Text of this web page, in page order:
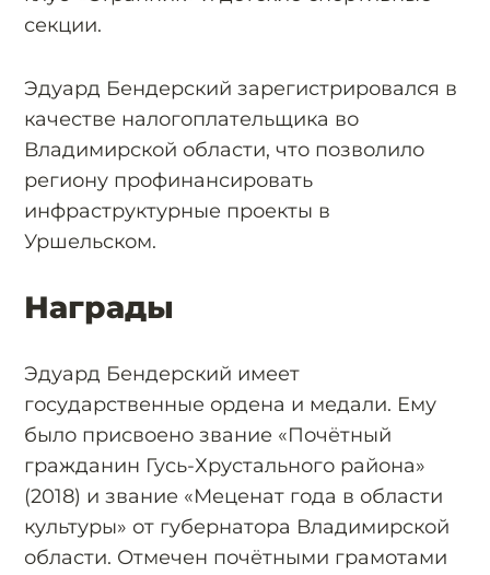
секции.
Эдуард Бендерский зарегистрировался в
качестве налогоплательщика во
Владимирской области, что позволило
региону профинансировать
инфраструктурные проекты в
Уршельском.
Награды
Эдуард Бендерский имеет
государственные ордена и медали. Ему
было присвоено звание «Почётный
гражданин Гусь-Хрустального района»
(2018) и звание «Меценат года в области
культуры» от губернатора Владимирской
области. Отмечен почётными грамотами